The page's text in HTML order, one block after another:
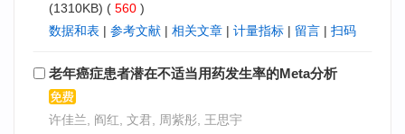
(1310KB) ( 560 )
数据和表 | 参考文献 | 相关文章 | 计量指标 | 留言 | 扫码
老年癌症患者潜在不适当用药发生率的Meta分析
许佳兰, 阎红, 文君, 周紫彤, 王思宇